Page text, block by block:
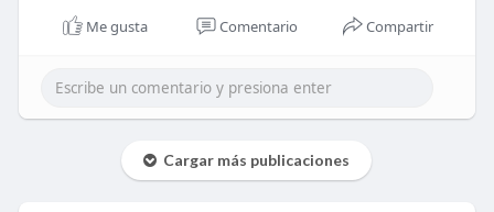
Me gusta Comentario Compartir
Cargar más publicaciones